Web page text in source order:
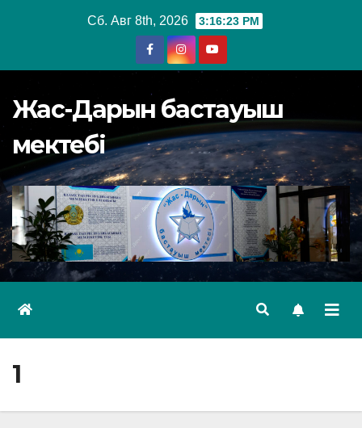
Сб. Авг 8th, 2026 3:16:24 PM
Жас-Дарын бастауыш
мектебі
1